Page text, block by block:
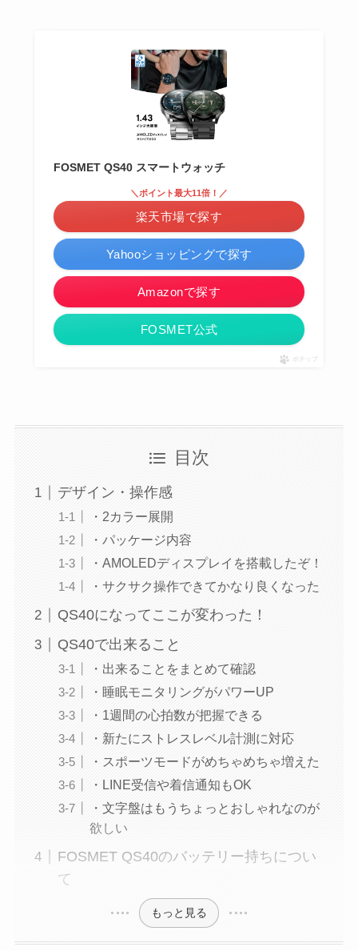
FOSMET QS40 スマートウォッチ
＼ポイント最大11倍！／
楽天市場で探す
Yahooショッピングで探す
Amazonで探す
FOSMET公式
ポチップ
目次
デザイン・操作感
・2カラー展開
・パッケージ内容
・AMOLEDディスプレイを搭載したぞ！
・サクサク操作できてかなり良くなった
QS40になってここが変わった！
QS40で出来ること
・出来ることをまとめて確認
・睡眠モニタリングがパワーUP
・1週間の心拍数が把握できる
・新たにストレスレベル計測に対応
・スポーツモードがめちゃめちゃ増えた
・LINE受信や着信通知もOK
・文字盤はもうちょっとおしゃれなのが
欲しい
FOSMET QS40のバッテリー持ちについ
て
もっと見る